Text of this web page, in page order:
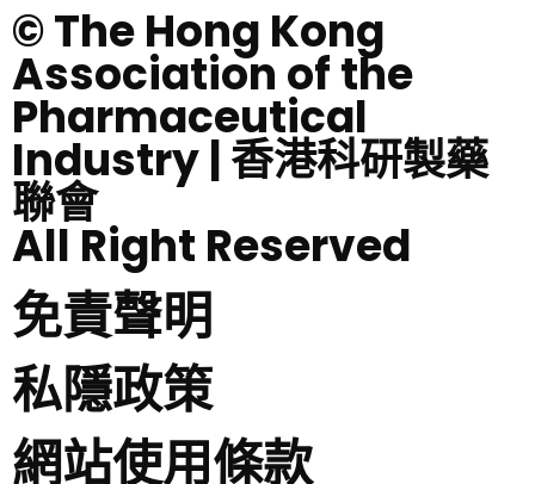
© The Hong Kong
Association of the
Pharmaceutical
Industry | 香港科研製藥
聯會
All Right Reserved
免責聲明
私隱政策
網站使用條款